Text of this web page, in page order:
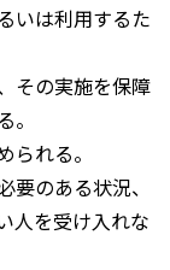
いは利用するた
その実施を保障
れる。
のある状況、
人を受け入れな